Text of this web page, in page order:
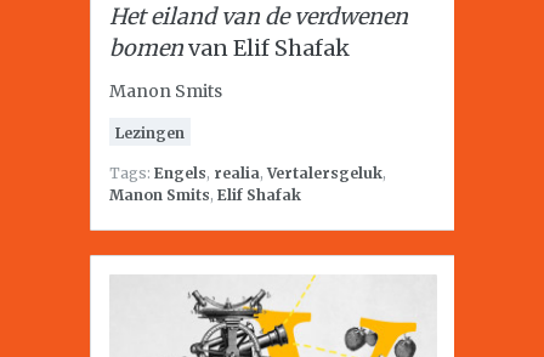
Het eiland van de verdwenen
bomenvan Elif Shafak
Manon Smits
Lezingen
Tags: Engels, realia,Vertalersgeluk,
Manon Smits, Elif Shafak